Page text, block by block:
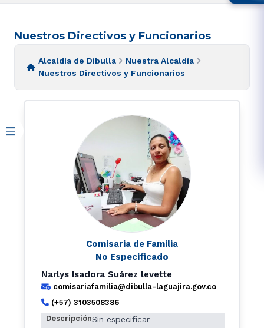
Nuestros Directivos y Funcionarios
Alcaldía de Dibulla
Nuestra Alcaldía
Nuestros Directivos y Funcionarios
Comisaria de Familia
No Especificado
Narlys Isadora Suárez levette
comisariafamilia@dibulla-laguajira.gov.co
(+57) 3103508386
DescripciónSin especificar